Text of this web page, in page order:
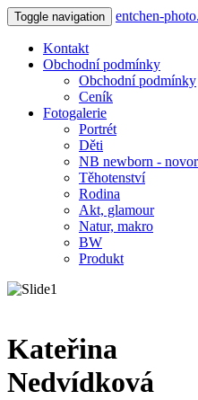
Toggle navigation entchen-
Kontakt
Obchodní podmínky
Obchodní podmínky
Ceník
Fotogalerie
Portrét
Děti
NB newborn -
Těhotenství
Rodina
Akt, glamour
Natur, makro
BW
Produkt
Kateřina
Nedvídková